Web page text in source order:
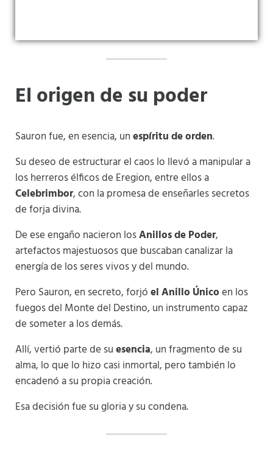
El origen de su poder
Sauron fue, en esencia, unespíritu de orden.
Su deseo de estructurar el caos lo llevó a manipular a
los herreros élficos de Eregion, entre ellos a
Celebrimbor, con la promesa de enseñarles secretos
de forja divina.
De ese engaño nacieron losAnillos de Poder,
artefactos majestuosos que buscaban canalizar la
energía de los seres vivos y del mundo.
Pero Sauron, en secreto, forjóel Anillo Únicoen los
fuegos del Monte del Destino, un instrumento capaz
de someter a los demás.
Allí, vertió parte de suesencia, un fragmento de su
alma, lo que lo hizo casi inmortal, pero también lo
encadenó a su propia creación.
Esa decisión fue su gloria y su condena.